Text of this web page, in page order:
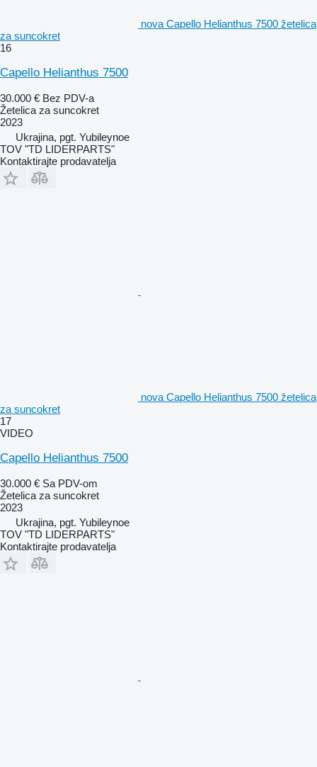
nova Capello Helianthus 7500 žetelica
za suncokret
16
Capello Helianthus 7500
30.000 € Bez PDV-a
Žetelica za suncokret
2023
Ukrajina, pgt. Yubileynoe
TOV "TD LIDERPARTS"
Kontaktirajte prodavatelja
nova Capello Helianthus 7500 žetelica
za suncokret
17
VIDEO
Capello Helianthus 7500
30.000 € Sa PDV-om
Žetelica za suncokret
2023
Ukrajina, pgt. Yubileynoe
TOV "TD LIDERPARTS"
Kontaktirajte prodavatelja